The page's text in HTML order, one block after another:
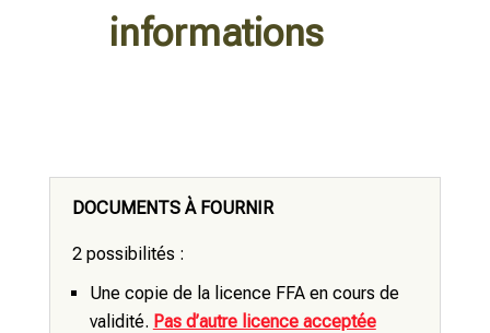
informations
DOCUMENTS À FOURNIR
2 possibilités :
Une copie de la licence FFA en cours de
validité. Pas d’autre licence acceptée